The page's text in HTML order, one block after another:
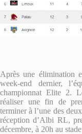
Après une élimination
week-end dernier,
championnat Elite 2.
réaliser une fin de
terminer à l’une des
réception d’Albi RL,
décembre, à 20h au